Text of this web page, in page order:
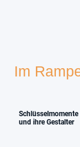
Im
Schlüsselmomente
und ihre Gestalter